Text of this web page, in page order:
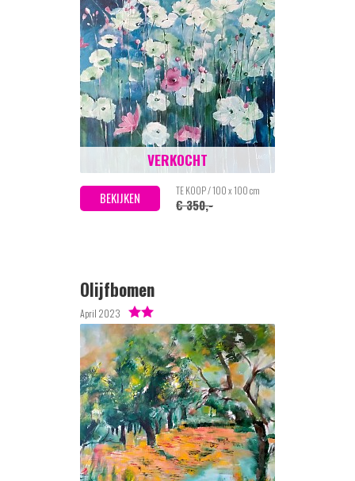
BEKIJKEN TE KOOP / 100 x 100 cm
€ 350,-
VERKOCHT
Olijfbomen
April 2023